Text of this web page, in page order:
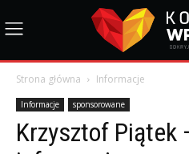
Strona główna Informacje
Informacje sponsorowane
Krzysztof Piątek